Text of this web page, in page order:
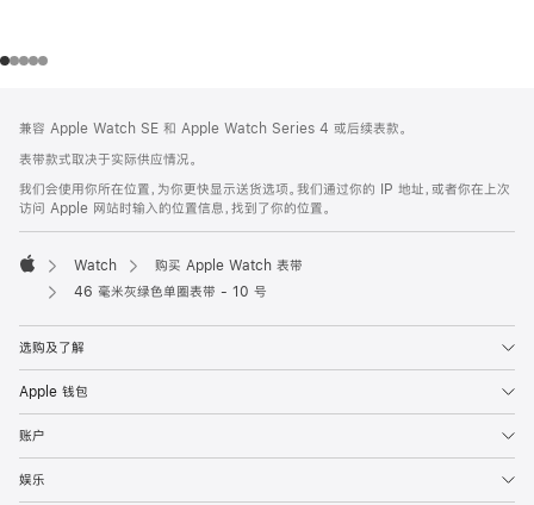
页
页
脚
注
兼容 Apple Watch SE 和 Apple Watch Series 4 或后续表款。
表带款式取决于实际供应情况。
我们会使用你所在位置，为你更快显示送货选项。我们通过你的 IP 地址，或者你在上次
访问 Apple 网站时输入的位置信息，找到了你的位置。
Apple
Watch
购买 Apple Watch 表带
46 毫米灰绿色单圈表带 - 10 号
选购及了解
Apple 钱包
账户
娱乐